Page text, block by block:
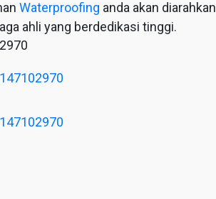
Waterproofing anda akan diarahkan
ahli yang berdedikasi tinggi.